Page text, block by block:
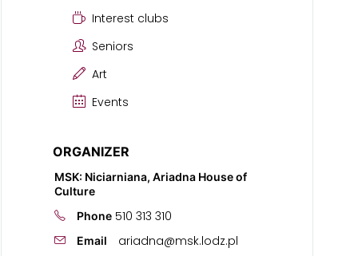
Interest clubs
Seniors
Art
Events
ORGANIZER
MSK: Niciarniana, Ariadna House of
Culture
Phone 510 313 310
Email ariadna@msk.lodz.pl